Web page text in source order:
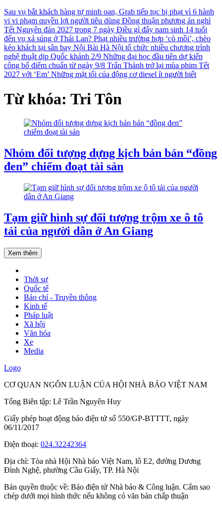
Sau vụ bắt khách hàng tự minh oan, Grab tiếp tục bị phạt vì 6 hành
vi vi phạm quyền lợi người tiêu dùng Đồng thuận phương án nghỉ
Tết Nguyên đán 2027 trong 7 ngày Điều gì đẩy nam sinh 14 tuổi
đến vụ xả súng ở Thái Lan? Phạt nhiều trường hợp ‘cò mồi’, chèo
kéo khách tại sân bay Nội Bài Hà Nội tổ chức nhiều chương trình
nghệ thuật dịp Quốc khánh 2/9 Những đại học đầu tiên dự kiến
công bố điểm chuẩn từ ngày 9/8 Trấn Thành trở lại mùa phim Tết
2027 với ‘Em’ Những mặt tối của động cơ diesel ít người biết
Từ khóa: Tri Tôn
Nhóm đối tượng dựng kịch bản bán “đồng
đen” chiếm đoạt tài sản
Tạm giữ hình sự đối tượng trộm xe ô tô
tải của người dân ở An Giang
Xem thêm
Thời sự
Quốc tế
Báo chí - Truyền thông
Kinh tế
Pháp luật
Xã hội
Văn hóa
Xe
Media
Logo
CƠ QUAN NGÔN LUẬN CỦA HỘI NHÀ BÁO VIỆT NAM
Tổng Biên tập: Lê Trần Nguyên Huy
Giấy phép hoạt động báo điện tử số 550/GP-BTTTT, ngày
06/11/2017
Điện thoại: 024.32242364
Địa chỉ: Tòa nhà Hội Nhà báo Việt Nam, lô E2, đường Dương
Đình Nghệ, phường Cầu Giấy, TP. Hà Nội
Bản quyền thuộc về: Báo điện tử Nhà báo & Công luận. Cấm sao
chép dưới mọi hình thức nếu không có văn bản chấp thuận